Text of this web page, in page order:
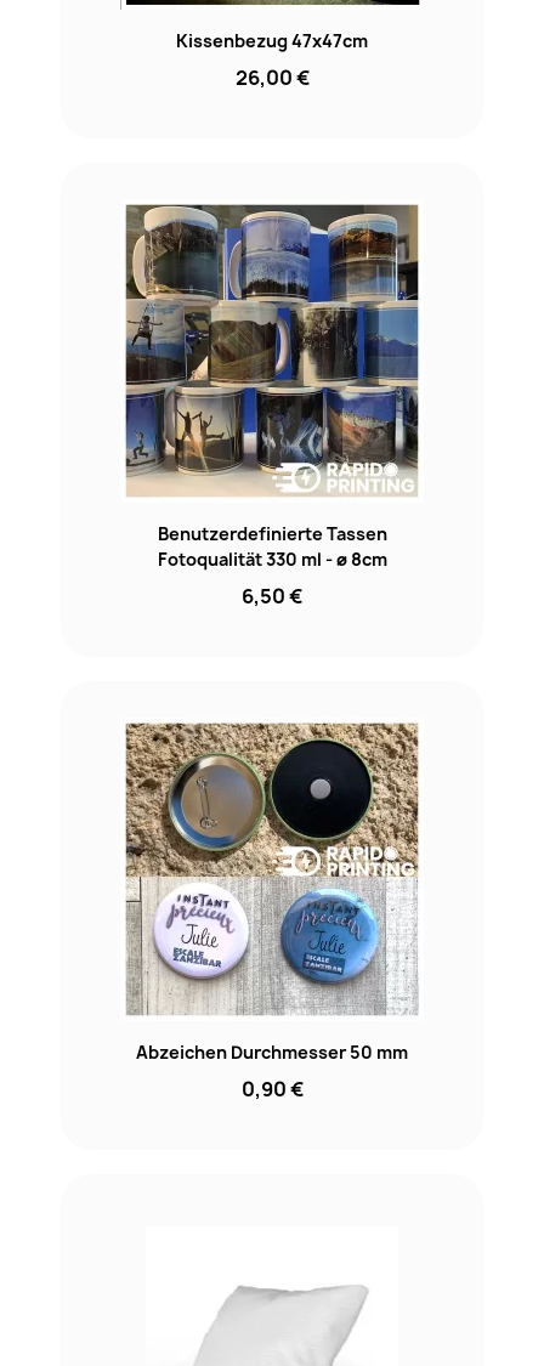
Kissenbezug 47x47cm
26,00 €
Benutzerdefinierte Tassen
Fotoqualität 330 ml - ø 8cm
6,50 €
Abzeichen Durchmesser 50 mm
0,90 €